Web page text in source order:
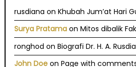
rusdiana onKhubah Jum’at Hari
Surya Pratama onMitos dibalik
ronghod onBiografi Dr. H. A.
John Doe onPage with